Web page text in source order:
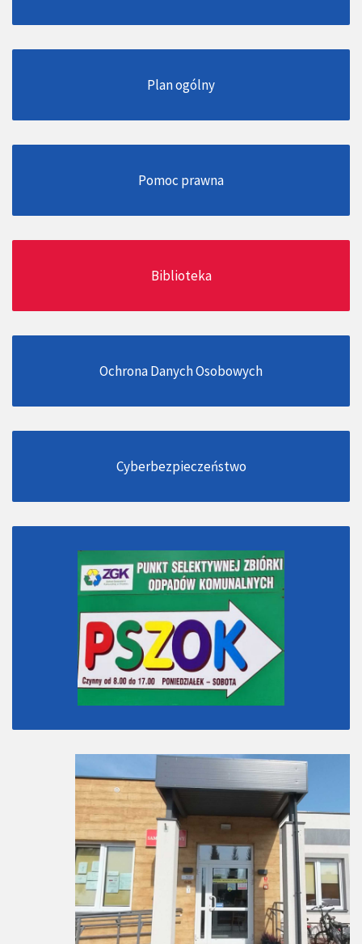
Plan ogólny
Pomoc prawna
Biblioteka
Ochrona Danych Osobowych
Cyberbezpieczeństwo